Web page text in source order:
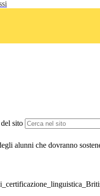
sito
alunni che dovranno